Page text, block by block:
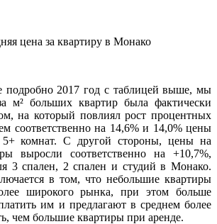
подробно 2017 год с таблицей выше, мы
м² больших квартир была фактически
на который повлиял рост процентных
соответственно на 14,6% и 14,0% цены
комнат. С другой стороны, цены на
выросли соответственно на +10,7%,
3 спален, 2 спален и студий в Монако.
в том, что небольшие квартиры
широкого рынка, при этом больше
им и предлагают в среднем более
чем большие квартиры при аренде.